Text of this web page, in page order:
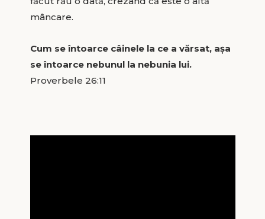
mâncare.
Cum se întoarce câinele la ce a vărsat, aşa
se întoarce nebunul la nebunia lui.
Proverbele 26:11